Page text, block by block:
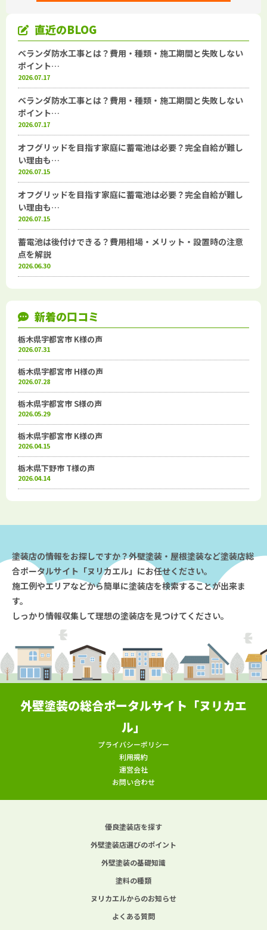
直近のBLOG
ベランダ防水工事とは？費用・種類・施工期間と失敗しない
ポイント…
2026.07.17
ベランダ防水工事とは？費用・種類・施工期間と失敗しない
ポイント…
2026.07.17
オフグリッドを目指す家庭に蓄電池は必要？完全自給が難し
い理由も…
2026.07.15
オフグリッドを目指す家庭に蓄電池は必要？完全自給が難し
い理由も…
2026.07.15
蓄電池は後付けできる？費用相場・メリット・設置時の注意
点を解説
2026.06.30
新着の口コミ
栃木県宇都宮市 K様の声
2026.07.31
栃木県宇都宮市 H様の声
2026.07.28
栃木県宇都宮市 S様の声
2026.05.29
栃木県宇都宮市 K様の声
2026.04.15
栃木県下野市 T様の声
2026.04.14
塗装店の情報をお探しですか？外壁塗装・屋根塗装など塗装店総
合ポータルサイト「ヌリカエル」にお任せください。
施工例やエリアなどから簡単に塗装店を検索することが出来ま
す。
しっかり情報収集して理想の塗装店を見つけてください。
外壁塗装の総合ポータルサイト「ヌリカエ
ル」
プライバシーポリシー
利用規約
運営会社
お問い合わせ
優良塗装店を探す
外壁塗装店選びのポイント
外壁塗装の基礎知識
塗料の種類
ヌリカエルからのお知らせ
よくある質問